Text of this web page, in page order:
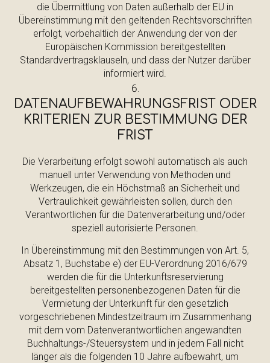
die Übermittlung von Daten außerhalb der EU in
Übereinstimmung mit den geltenden Rechtsvorschriften
erfolgt, vorbehaltlich der Anwendung der von der
Europäischen Kommission bereitgestellten
Standardvertragsklauseln, und dass der Nutzer darüber
informiert wird.
DATENAUFBEWAHRUNGSFRIST ODER
KRITERIEN ZUR BESTIMMUNG DER
FRIST
Die Verarbeitung erfolgt sowohl automatisch als auch
manuell unter Verwendung von Methoden und
Werkzeugen, die ein Höchstmaß an Sicherheit und
Vertraulichkeit gewährleisten sollen, durch den
Verantwortlichen für die Datenverarbeitung und/oder
speziell autorisierte Personen.
In Übereinstimmung mit den Bestimmungen von Art. 5,
Absatz 1, Buchstabe e) der EU-Verordnung 2016/679
werden die für die Unterkunftsreservierung
bereitgestellten personenbezogenen Daten für die
Vermietung der Unterkunft für den gesetzlich
vorgeschriebenen Mindestzeitraum im Zusammenhang
mit dem vom Datenverantwortlichen angewandten
Buchhaltungs-/Steuersystem und in jedem Fall nicht
länger als die folgenden 10 Jahre aufbewahrt, um